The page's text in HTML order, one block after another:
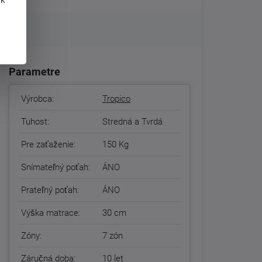
Parametre
Výrobca: Tropico
Tuhost: Stredná a Tvrdá
Pre zaťaženie: 150 Kg
Snímateľný poťah: ÁNO
Prateľný poťah: ÁNO
Výška matrace: 30 cm
Zóny: 7 zón
Záručná doba: 10 let